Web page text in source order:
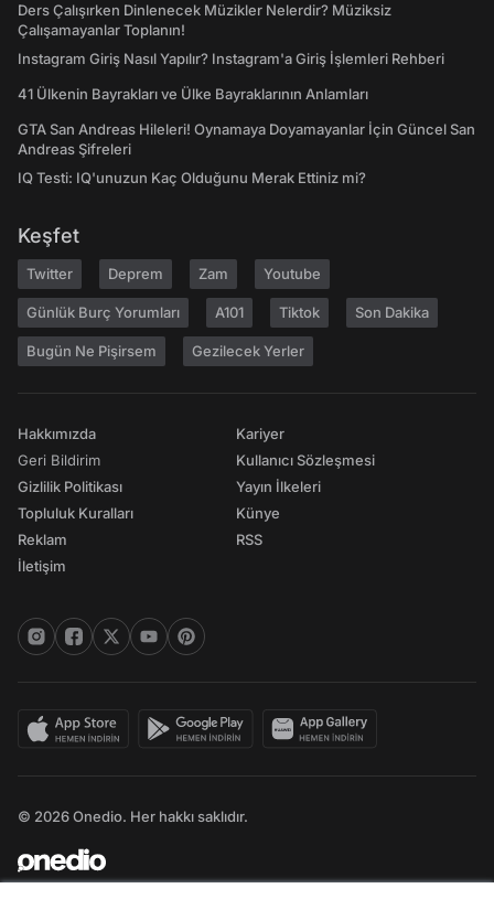
Ders Çalışırken Dinlenecek Müzikler Nelerdir? Müziksiz
Çalışamayanlar Toplanın!
Instagram Giriş Nasıl Yapılır? Instagram'a Giriş İşlemleri Rehberi
41 Ülkenin Bayrakları ve Ülke Bayraklarının Anlamları
GTA San Andreas Hileleri! Oynamaya Doyamayanlar İçin Güncel San
Andreas Şifreleri
IQ Testi: IQ'unuzun Kaç Olduğunu Merak Ettiniz mi?
Keşfet
Twitter Deprem Zam Youtube
Günlük Burç Yorumları A101 Tiktok Son Dakika
Bugün Ne Pişirsem Gezilecek Yerler
Hakkımızda
Geri Bildirim
Gizlilik Politikası
Topluluk Kuralları
Reklam
İletişim
Kariyer
Kullanıcı Sözleşmesi
Yayın İlkeleri
Künye
RSS
© 2026 Onedio. Her hakkı saklıdır.